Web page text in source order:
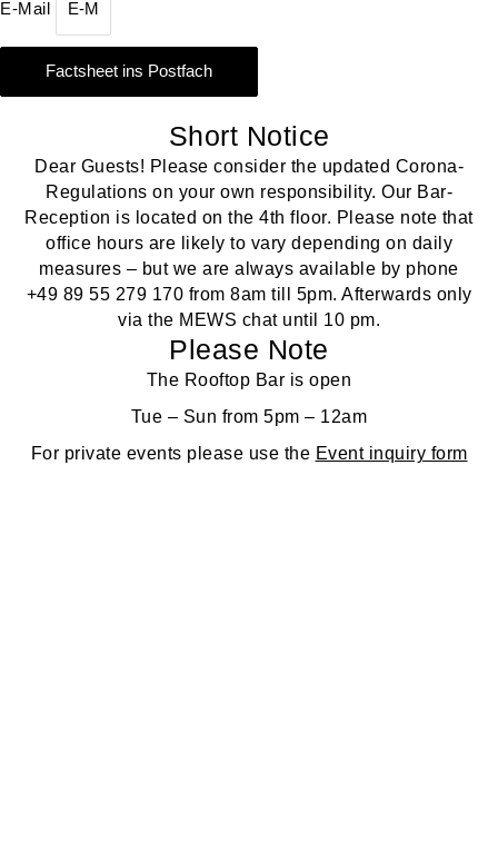
E-Mail
Factsheet ins Postfach
Short Notice
Dear Guests! Please consider the updated Corona-
Regulations on your own responsibility. Our Bar-
Reception is located on the 4th floor. Please note that
office hours are likely to vary depending on daily
measures – but we are always available by phone
+49 89 55 279 170 from 8am till 5pm. Afterwards only
via the MEWS chat until 10 pm.
Please Note
The Rooftop Bar is open
Tue – Sun from 5pm – 12am
For private events please use the Event inquiry form